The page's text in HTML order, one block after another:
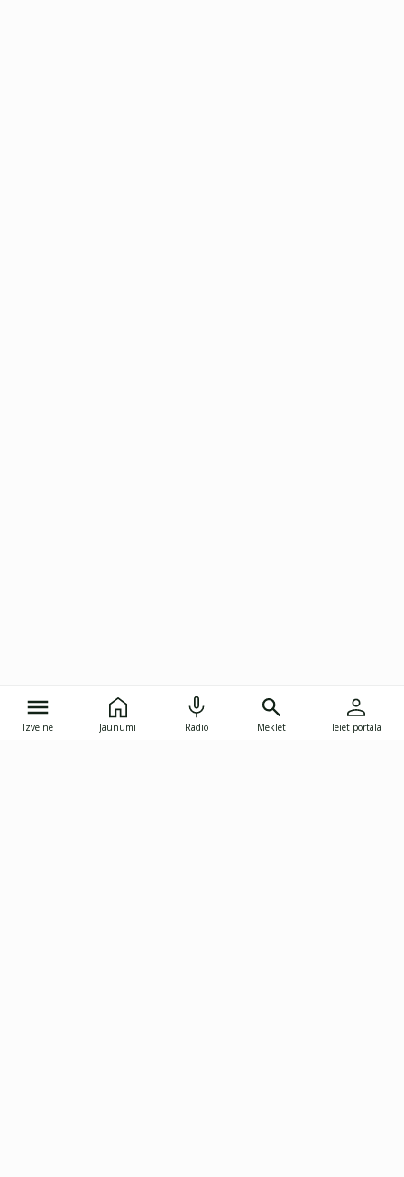
Izvēlne Jaunumi Radio Meklēt Ieiet portālā